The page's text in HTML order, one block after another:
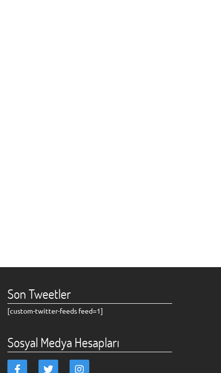
Son Tweetler
[custom-twitter-feeds feed=1]
Sosyal Medya Hesapları